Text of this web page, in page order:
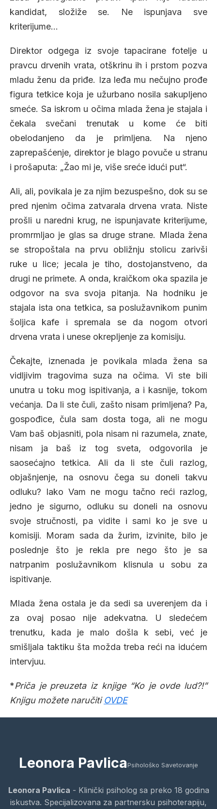
kandidat, složiže se. Ne ispunjava sve
kriterijume…
Direktor odgega iz svoje tapacirane fotelje u
pravcu drvenih vrata, otškrinu ih i prstom pozva
mladu ženu da priđe. Iza leđa mu nečujno prođe
figura tetkice koja je užurbano nosila sakupljeno
smeće. Sa iskrom u očima mlada žena je stajala i
čekala svečani trenutak u kome će biti
obelodanjeno da je primljena. Na njeno
zaprepašćenje, direktor je blago povuče u stranu
i prošaputa: „Žao mi je, više sreće idući put“.
Ali, ali, povikala je za njim bezuspešno, dok su se
pred njenim očima zatvarala drvena vrata. Niste
prošli u naredni krug, ne ispunjavate kriterijume,
promrmljao je glas sa druge strane. Mlada žena
se stropoštala na prvu obližnju stolicu zarivši
ruke u lice; jecala je tiho, dostojanstveno, da
drugi ne primete. A onda, kraičkom oka spazila je
odgovor na sva svoja pitanja. Na hodniku je
stajala ista ona tetkica, sa poslužavnikom punim
šoljica kafe i spremala se da nogom otvori
drvena vrata i unese okrepljenje za komisiju.
Čekajte, iznenada je povikala mlada žena sa
vidljivim tragovima suza na očima. Vi ste bili
unutra u toku mog ispitivanja, a i kasnije, tokom
većanja. Da li ste čuli, zašto nisam primljena? Pa,
gospođice, čula sam dosta toga, ali ne mogu
Vam baš objasniti, pola nisam ni razumela, znate,
nisam ja baš iz tog sveta, odgovorila je
saosećajno tetkica. Ali da li ste čuli razlog,
objašnjenje, na osnovu čega su doneli takvu
odluku? Iako Vam ne mogu tačno reći razlog,
jedno je sigurno, odluku su doneli na osnovu
svoje stručnosti, pa vidite i sami ko je sve u
komisiji. Moram sada da žurim, izvinite, bilo je
poslednje što je rekla pre nego što je sa
natrpanim poslužavnikom klisnula u sobu za
ispitivanje.
Mlada žena ostala je da sedi sa uverenjem da i
za ovaj posao nije adekvatna. U sledećem
trenutku, kada je malo došla k sebi, već je
smišljala taktiku šta možda treba reći na idućem
intervjuu.
*Priča je preuzeta iz knjige “Ko je ovde lud?!”
Knjigu možete naručitiOVDE
Leonora Pavlica Psihološko Savetovanje
Leonora Pavlica - Klinički psiholog sa preko 18 godina
iskustva. Specijalizovana za partnersku psihoterapiju,